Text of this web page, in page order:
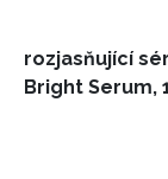
rozjasňující
Bright Serum,